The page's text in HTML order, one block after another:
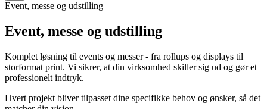
Event, messe og udstilling
Event, messe og udstilling
Komplet løsning til events og messer - fra rollups og displays til
storformat print. Vi sikrer, at din virksomhed skiller sig ud og gør et
professionelt indtryk.
Hvert projekt bliver tilpasset dine specifikke behov og ønsker, så det